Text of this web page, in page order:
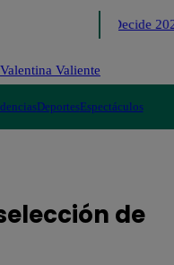
Perú Decide 2026
Valentina Valiente
DeportesEspectáculos
de